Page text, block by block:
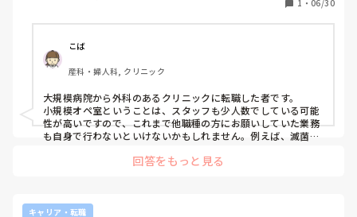
1 ・ 06/30
こば
産科・婦人科, クリニック
大規模病院から外科のあるクリニックに転職した者です。
小規模オペ室ということは、スタッフも少人数でしている可能
性が高いですので、これまで他職種の方にお願いしていた業務
も自身で行わないといけないかもしれません。例えば、滅菌機
看護師業務のみに集中したいのであれば、それなりに大きい病
回答をもっと見る
キャリア・転職